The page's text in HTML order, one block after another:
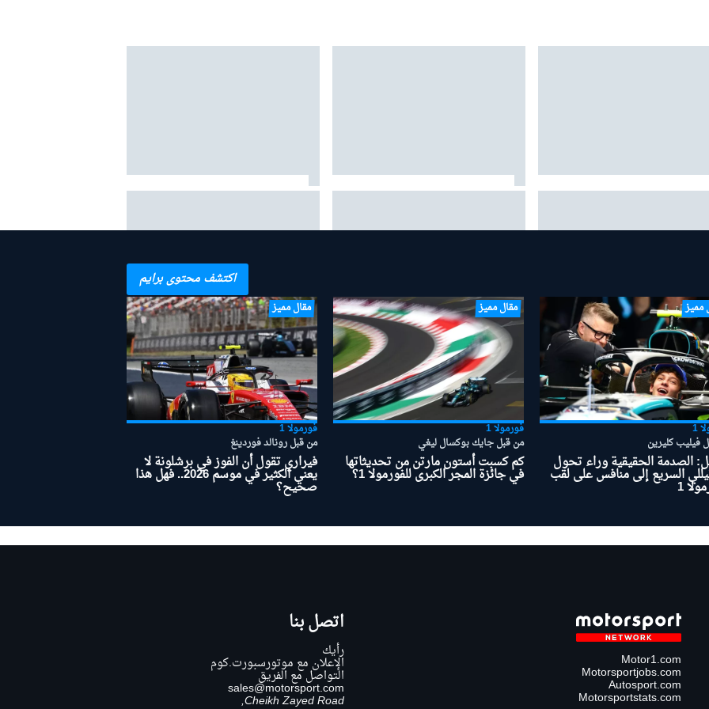
تكشف عن هدف طموح لجعل لماذا يُعد مشروع أستون مارتن في هوندا حول زيادة قوة المحرك 50 حصانًا:
اكتشف محتوى برايم
مميز
1
فيليب كليرين
الصدمة الحقيقية وراء تحول
السريع إلى منافس على لقب
1
مقال مميز
فورمولا 1
من قبل جايك بوكسال ليغي
كم كسبت أستون مارتن من تحديثاتها
في جائزة المجر الكبرى للفورمولا 1؟
مقال مميز
فورمولا 1
من قبل رونالد فوردينغ
فيراري تقول أن الفوز في برشلونة لا
يعني الكثير في موسم 2026.. فهل هذا
صحيح؟
Motor1.com
Motorsportjobs.com
Autosport.com
Motorsportstats.com
اتصل بنا
رأيك
الإعلان مع موتورسبورت.كوم
التواصل مع الفريق
sales@motorsport.com
Cheikh Zayed Road,